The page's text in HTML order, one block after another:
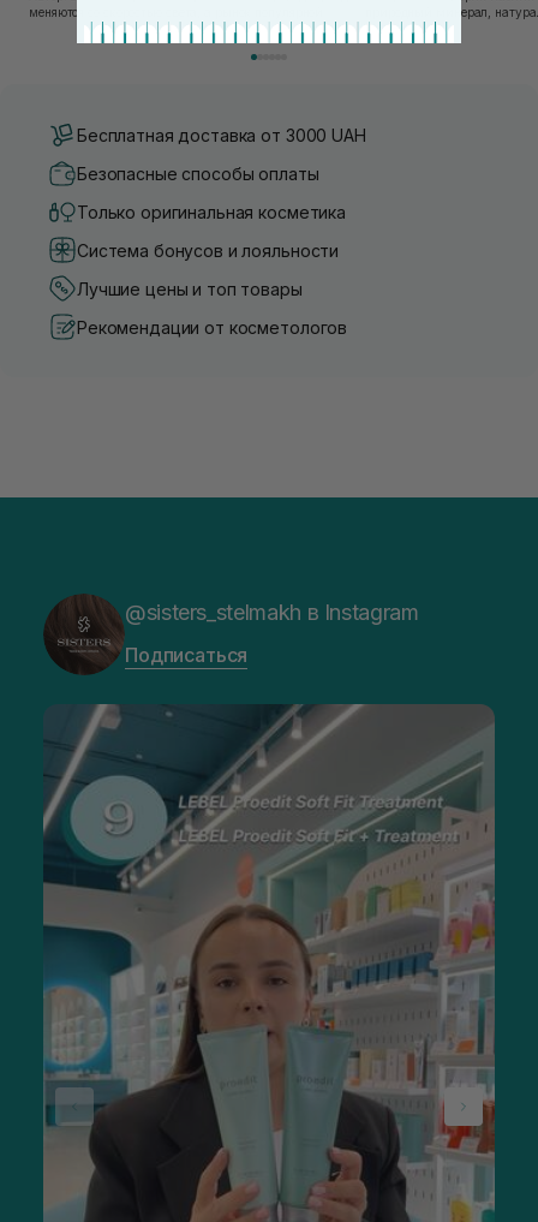
меняются со скоростью света, а рынок популярной
косметики переполнен новыми предложениями, выбор
средства для ухода становится настоящим вызовом....
природный минерал,
имеет множество
головы, благодаря
Бесплатная доставка от 3000 UAH
Безопасные способы оплаты
Только оригинальная косметика
Система бонусов и лояльности
Лучшие цены и топ товары
Рекомендации от косметологов
@sisters_stelmakh в Instagram
Подписаться